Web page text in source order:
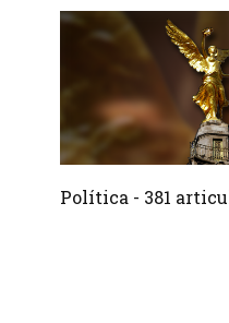
Crear
Política - 381